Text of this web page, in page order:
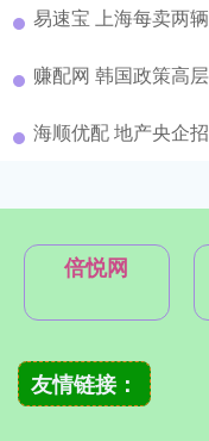
易速宝 上海每卖两
赚配网 韩国政策高
海顺优配 地产央企
倍悦网
友情链接：